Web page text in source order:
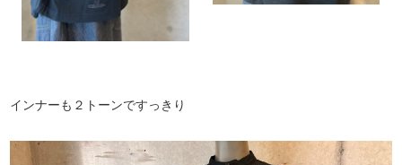
インナーも２トーンですっきり